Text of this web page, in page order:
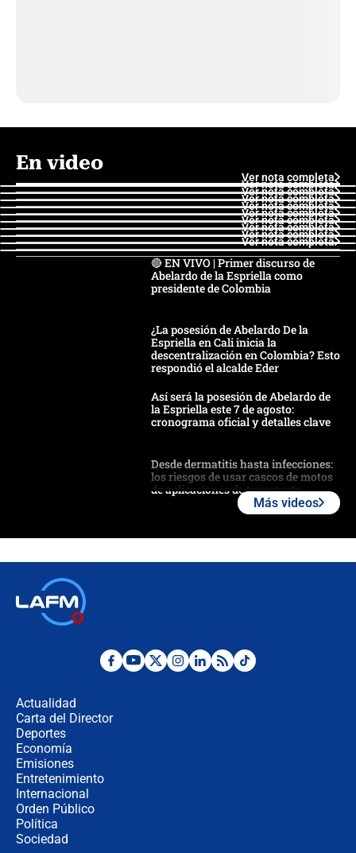
En video
Ver nota completa
Ver nota completa
Ver nota completa
Ver nota completa
Ver nota completa
Ver nota completa
Ver nota completa
Ver nota completa
Ver nota completa
Ver nota completa
🔴 EN VIVO | Primer discurso de
Abelardo de la Espriella como
presidente de Colombia
¿La posesión de Abelardo De la
Espriella en Cali inicia la
descentralización en Colombia? Esto
respondió el alcalde Eder
Así será la posesión de Abelardo de
la Espriella este 7 de agosto:
cronograma oficial y detalles clave
Desde dermatitis hasta infecciones:
los riesgos de usar cascos de motos
de aplicaciones de transporte
celular? Requisitos, pasos y
Posesión de Abelardo De La Espriella
Más videos
Actualidad
Carta del Director
Deportes
Economía
Emisiones
Entretenimiento
Internacional
Orden Público
Política
Sociedad